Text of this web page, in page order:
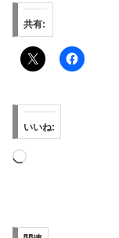
共有:
いいね:
読
み